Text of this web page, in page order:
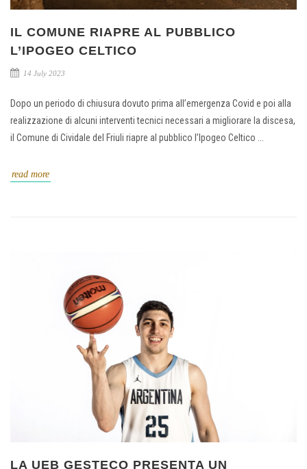
IL COMUNE RIAPRE AL PUBBLICO
L’IPOGEO CELTICO
14 July 2023
Dopo un periodo di chiusura dovuto prima all’emergenza Covid e poi alla
realizzazione di alcuni interventi tecnici necessari a migliorare la discesa,
il Comune di Cividale del Friuli riapre al pubblico l’Ipogeo Celtico ...
read more
LA UEB GESTECO PRESENTA UN